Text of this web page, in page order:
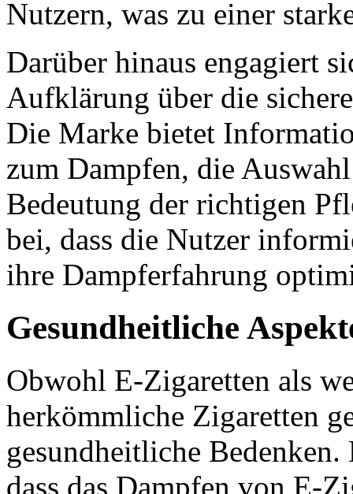
Nutzern, was zu einer
Darüber hinaus engagiert
Aufklärung über die
Die Marke bietet
zum Dampfen, die
Bedeutung der richtigen
bei, dass die Nutzer
ihre Dampferfahrung
Gesundheitliche
Obwohl E-Zigaretten als
herkömmliche Zigaretten
gesundheitliche
dass das Dampfen von E-